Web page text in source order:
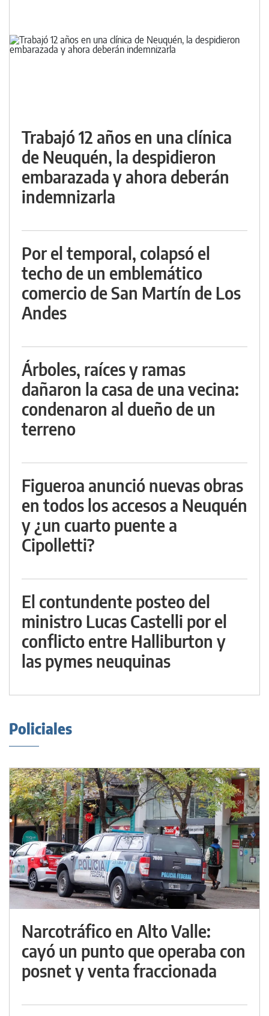
Trabajó 12 años en una clínica
de Neuquén, la despidieron
embarazada y ahora deberán
indemnizarla
Por el temporal, colapsó el
techo de un emblemático
comercio de San Martín de Los
Andes
Árboles, raíces y ramas
dañaron la casa de una vecina:
condenaron al dueño de un
terreno
Figueroa anunció nuevas obras
en todos los accesos a Neuquén
y ¿un cuarto puente a
Cipolletti?
El contundente posteo del
ministro Lucas Castelli por el
conflicto entre Halliburton y
las pymes neuquinas
Policiales
Narcotráfico en Alto Valle:
cayó un punto que operaba con
posnet y venta fraccionada